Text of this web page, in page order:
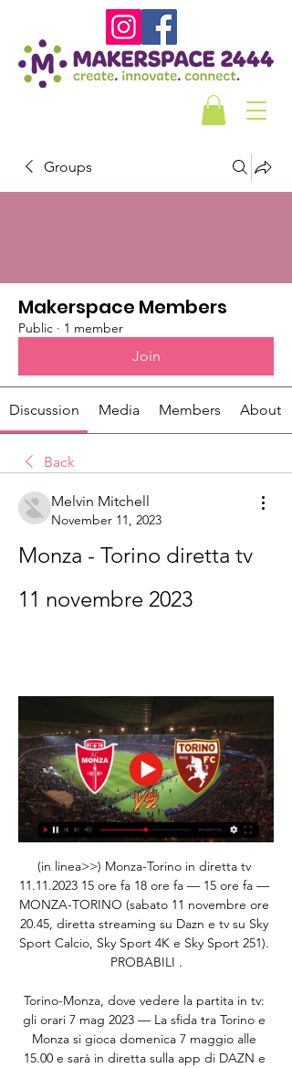
Groups
Makerspace Members
Public · 1 member
Join
Discussion Media Members About
Back
Melvin Mitchell
November 11, 2023
Monza - Torino diretta tv
11 novembre 2023
(in linea>>) Monza-Torino in diretta tv
11.11.2023 15 ore fa 18 ore fa — 15 ore fa —
MONZA-TORINO (sabato 11 novembre ore
20.45, diretta streaming su Dazn e tv su Sky
Sport Calcio, Sky Sport 4K e Sky Sport 251).
PROBABILI .
Torino-Monza, dove vedere la partita in tv:
gli orari 7 mag 2023 — La sfida tra Torino e
Monza si gioca domenica 7 maggio alle
15.00 e sarà in diretta sulla app di DAZN e